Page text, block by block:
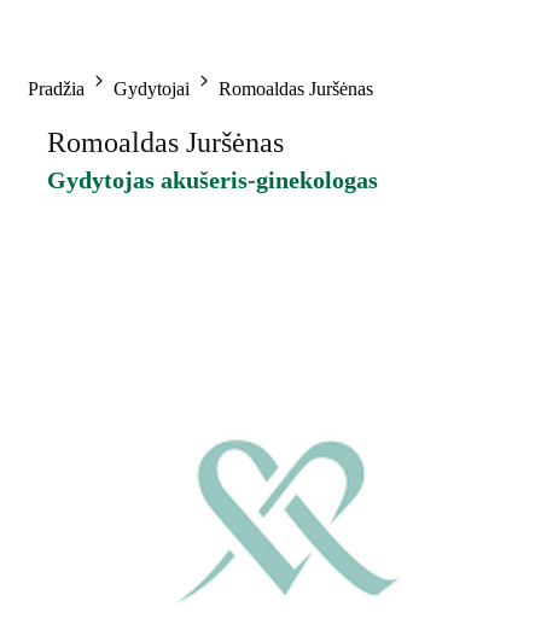
Pradžia Gydytojai Romoaldas Juršėnas
Romoaldas Juršėnas
Gydytojas akušeris-ginekologas